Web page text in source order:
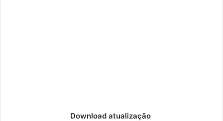
Download atualização